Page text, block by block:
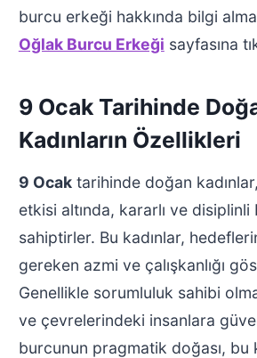
burcu erkeği hakkında bilgi
Oğlak Burcu Erkeği sayfasına
9 Ocak Tarihinde
Kadınların Özellikleri
9 Ocaktarihinde doğan
etkisi altında, kararlı ve disiplinli
sahiptirler. Bu kadınlar,
gereken azmi ve çalışkanlığı
Genellikle sorumluluk sahibi
ve çevrelerindeki insanlara
burcunun pragmatik doğası, bu